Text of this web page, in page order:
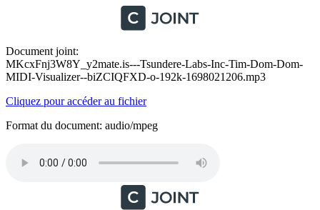
Document joint:
MKcxFnj3W8Y_y2mate.is---Tsundere-Labs-Inc-Tim-Dom-Dom-
MIDI-Visualizer--biZCIQFXD-o-192k-1698021206.mp3
Cliquez pour accéder au fichier
Format du document: audio/mpeg